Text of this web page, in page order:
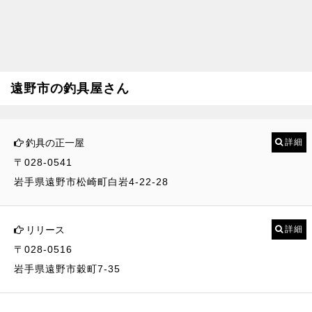
遠野市の釣具屋さん
釣具の正一屋
〒028-0541
岩手県遠野市松崎町白岩4-22-28
詳細
リリース
〒028-0516
岩手県遠野市穀町7-35
詳細